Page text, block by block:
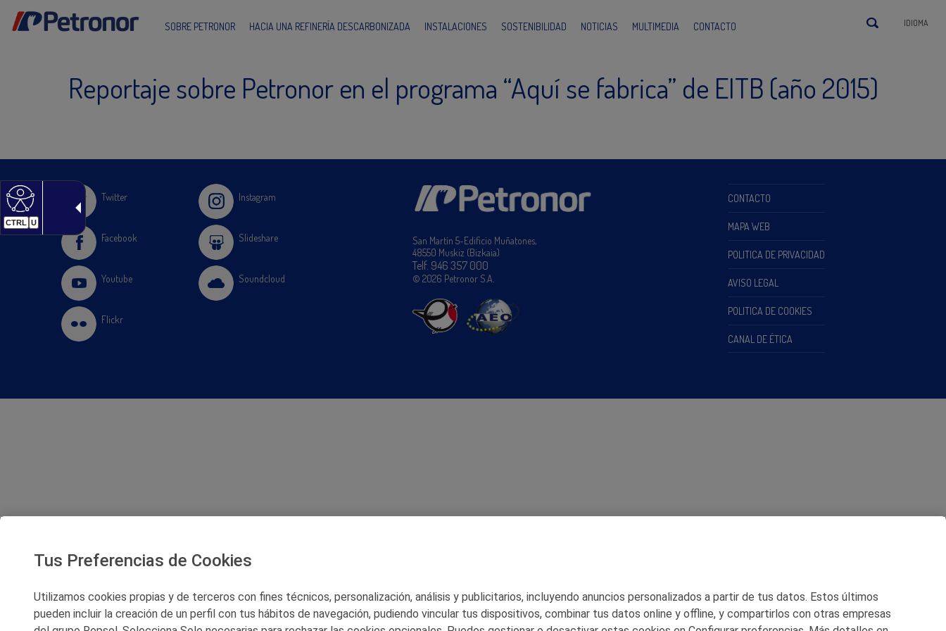
CTRL U
SOBRE PETRONOR HACIA UNA REFINERÍA DESCARBONIZADA INSTALACIONES SOSTENIBILIDAD NOTICIAS MULTIMEDIA CONTACTO IDIOMA
Reportaje sobre Petronor en el programa “Aquí se fabrica” de EITB (año 2015)
Twitter
Facebook
Youtube
Flickr
Instagram
Slideshare
Soundcloud
San Martín 5-Edificio Muñatones,
48550 Muskiz (Bizkaia)
Telf. 946 357 000
© 2026 Petronor S.A.
CONTACTO
MAPA WEB
POLITICA DE PRIVACIDAD
AVISO LEGAL
POLITICA DE COOKIES
CANAL DE ÉTICA
Tus Preferencias de Cookies
Utilizamos cookies propias y de terceros con fines técnicos, personalización, análisis y publicitarios, incluyendo anuncios personalizados a partir de tus datos. Estos últimos
pueden incluir la creación de un perfil con tus hábitos de navegación, pudiendo vincular tus dispositivos, combinar tus datos online y offline, y compartirlos con otras empresas